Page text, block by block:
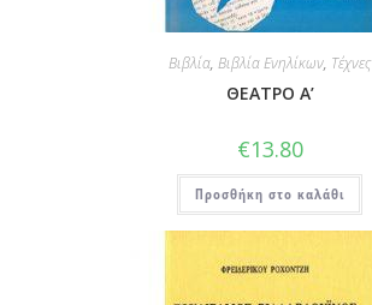
Βιβλία, Βιβλία Ενηλίκων, Τέχνες
ΘΕΑΤΡΟ Α’
€13.80
Προσθήκη στο καλάθι